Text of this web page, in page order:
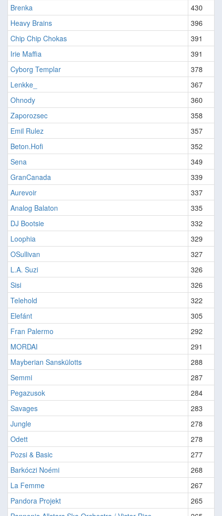
Brenka
430
Heavy Brains
396
Chip Chip Chokas
391
Irie Maffia
391
Cyborg Templar
378
Lenkke_
367
Ohnody
360
Zaporozsec
358
Emil Rulez
357
Beton.Hofi
352
Sena
349
GranCanada
339
Aurevoir
337
Analog Balaton
335
DJ Bootsie
332
Loophia
329
OSullivan
327
L.A. Suzi
326
Sisi
326
Telehold
322
Elefánt
305
Fran Palermo
292
MORDAI
291
Mayberian Sanskülotts
288
Semmi
287
Pegazusok
284
Savages
283
Jungle
278
Odett
278
Pozsi & Basic
277
Barkóczi Noémi
268
La Femme
267
Pandora Projekt
265